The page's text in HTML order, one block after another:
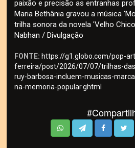
paixão e precisão as entranhas
Maria Bethânia gravou a música
trilha sonora da novela 'Velho
Nabhan / Divulgação
FONTE: https://g1.globo.com/pop-
ferreira/post/2026/07/07/trilhas-
ruy-barbosa-incluem-musicas-
na-memoria-popular.ghtml